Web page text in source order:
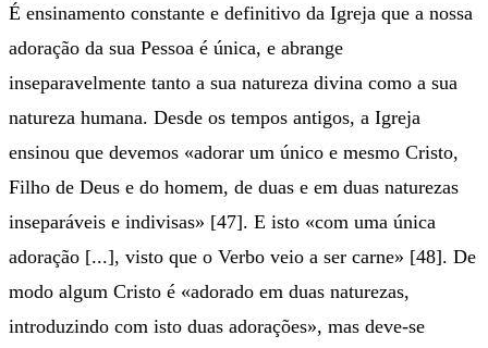
É ensinamento constante e definitivo da Igreja que a nossa
adoração da sua Pessoa é única, e abrange
inseparavelmente tanto a sua natureza divina como a sua
natureza humana. Desde os tempos antigos, a Igreja
ensinou que devemos «adorar um único e mesmo Cristo,
Filho de Deus e do homem, de duas e em duas naturezas
inseparáveis e indivisas» [47]. E isto «com uma única
adoração [...], visto que o Verbo veio a ser carne» [48]. De
modo algum Cristo é «adorado em duas naturezas,
introduzindo com isto duas adorações», mas deve-se